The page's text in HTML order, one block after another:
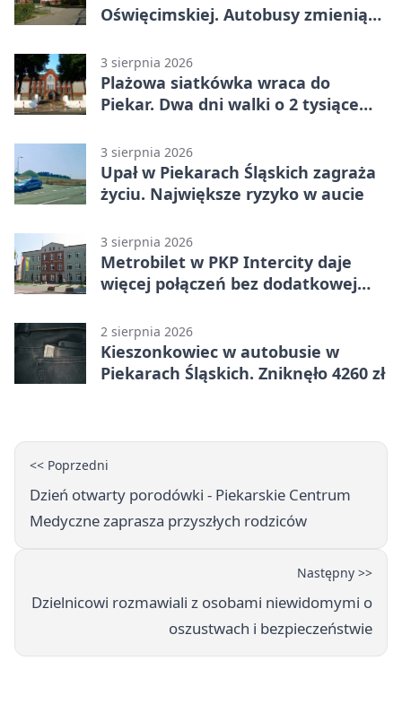
Oświęcimskiej. Autobusy zmienią
3 sierpnia 2026
Plażowa siatkówka wraca do
Piekar. Dwa dni walki o 2 tysiące
3 sierpnia 2026
Upał w Piekarach Śląskich zagraża
życiu. Największe ryzyko w aucie
3 sierpnia 2026
Metrobilet w PKP Intercity daje
więcej połączeń bez dodatkowej
2 sierpnia 2026
Kieszonkowiec w autobusie w
Piekarach Śląskich. Zniknęło 4260 zł
<< Poprzedni
Dzień otwarty porodówki - Piekarskie Centrum
Medyczne zaprasza przyszłych rodziców
Następny >>
Dzielnicowi rozmawiali z osobami niewidomymi o
oszustwach i bezpieczeństwie